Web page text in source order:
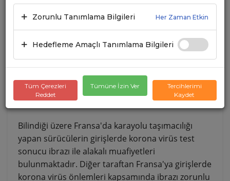
Bilindiği üzere Fransa'da karayolu taşımacılığı
yapan sürücülerin girişlerde korona virüs test
sonucu ibrazı ile alakalı muafiyetleri
bulunmaktadır. Diğer taraftan Fransa'ya girişlerde
korona virüs önlemleri kapsamında ibrazı zorunlu
Zorunlu Tanımlama Bilgileri Her Zaman Etkin
Hedefleme Amaçlı Tanımlama Bilgileri
Tüm Çerezleri
Reddet
Tümüne İzin Ver
Tercihlerimi
Kaydet